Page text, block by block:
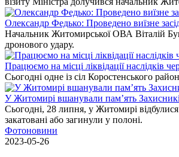
Олександр Федько: Проведено виїзне
Начальник Житомирської ОВА Віталій
дронового удару.
Працюємо на місці ліквідації наслідків
Сьогодні одне із сіл Коростенського
У Житомирі вшанували пам’ять
Сьогодні, 28 липня, у Житомирі
закатовані або загинули у полоні.
Фотоновини
2023-05-26